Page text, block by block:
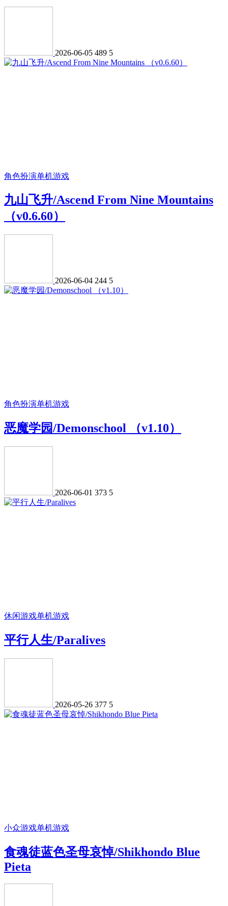
2026-06-05 489 5
角色扮演单机游戏
九山飞升/Ascend From Nine Mountains
（v0.6.60）
2026-06-04 244 5
角色扮演单机游戏
恶魔学园/Demonschool （v1.10）
2026-06-01 373 5
休闲游戏单机游戏
平行人生/Paralives
2026-05-26 377 5
小众游戏单机游戏
食魂徒蓝色圣母哀悼/Shikhondo Blue
Pieta